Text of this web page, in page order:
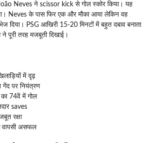
Neves ने scissor kick से गोल स्कोर किया। यह
Neves के पास फिर एक और मौका आया लेकिन वह
दिया। PSG आखिरी 15-20 मिनटों में बहुत दबाव बनाता
ने पूरी तरह मजबूती दिखाई।
में दृढ़
गेंद पर नियंत्रण
74वें में गोल
saves
रक्षा
वापसी असफल